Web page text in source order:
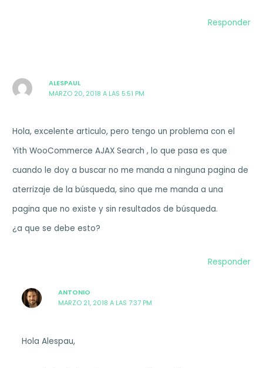
Responder
ALESPAUL
MARZO 20, 2018 A LAS 5:51 PM
Hola, excelente articulo, pero tengo un problema con el
Yith WooCommerce AJAX Search , lo que pasa es que
cuando le doy a buscar no me manda a ninguna pagina de
aterrizaje de la búsqueda, sino que me manda a una
pagina que no existe y sin resultados de búsqueda.
¿a que se debe esto?
Responder
ANTONIO
MARZO 21, 2018 A LAS 7:37 PM
Hola Alespau,